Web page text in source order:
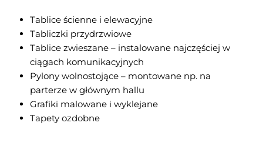
Tablice ścienne i elewacyjne
Tabliczki przydrzwiowe
Tablice zwieszane – instalowane najczęściej w
ciągach komunikacyjnych
Pylony wolnostojące – montowane np. na
parterze w głównym hallu
Grafiki malowane i wyklejane
Tapety ozdobne